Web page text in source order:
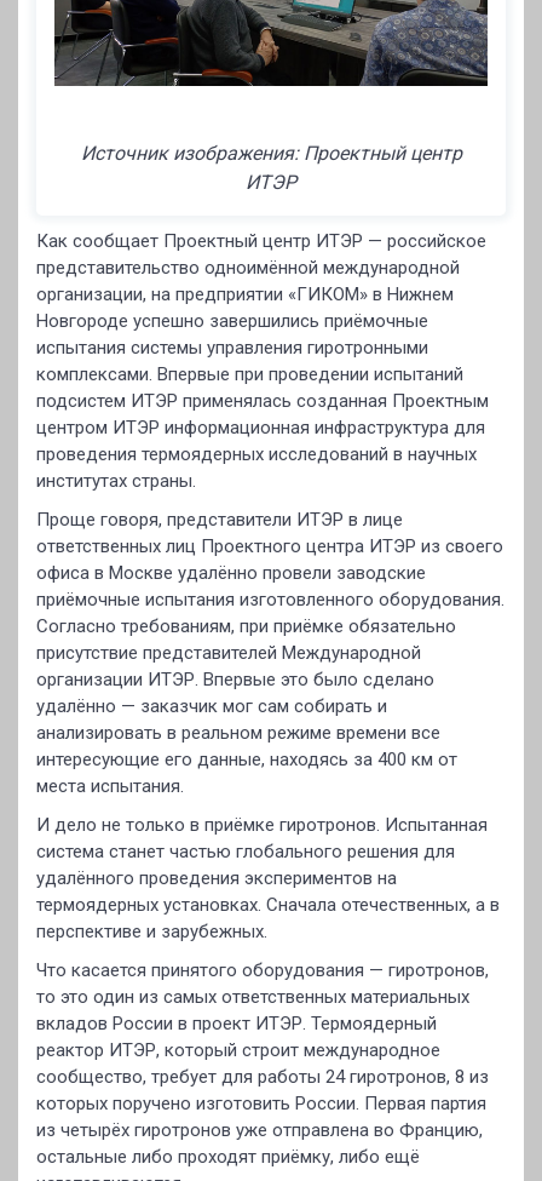
Источник изображения: Проектный центр
ИТЭР
Как сообщает Проектный центр ИТЭР — российское
представительство одноимённой международной
организации, на предприятии «ГИКОМ» в Нижнем
Новгороде успешно завершились приёмочные
испытания системы управления гиротронными
комплексами. Впервые при проведении испытаний
подсистем ИТЭР применялась созданная Проектным
центром ИТЭР информационная инфраструктура для
проведения термоядерных исследований в научных
институтах страны.
Проще говоря, представители ИТЭР в лице
ответственных лиц Проектного центра ИТЭР из своего
офиса в Москве удалённо провели заводские
приёмочные испытания изготовленного оборудования.
Согласно требованиям, при приёмке обязательно
присутствие представителей Международной
организации ИТЭР. Впервые это было сделано
удалённо — заказчик мог сам собирать и
анализировать в реальном режиме времени все
интересующие его данные, находясь за 400 км от
места испытания.
И дело не только в приёмке гиротронов. Испытанная
система станет частью глобального решения для
удалённого проведения экспериментов на
термоядерных установках. Сначала отечественных, а в
перспективе и зарубежных.
Что касается принятого оборудования — гиротронов,
то это один из самых ответственных материальных
вкладов России в проект ИТЭР. Термоядерный
реактор ИТЭР, который строит международное
сообщество, требует для работы 24 гиротронов, 8 из
которых поручено изготовить России. Первая партия
из четырёх гиротронов уже отправлена во Францию,
остальные либо проходят приёмку, либо ещё